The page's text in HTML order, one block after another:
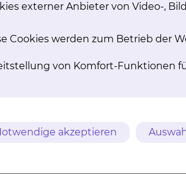
in fortgeschrittenen Stadien
externer Anbieter von Video-,
Cookies werden zum Betrieb der
von Komfort-Funktionen
akzeptieren